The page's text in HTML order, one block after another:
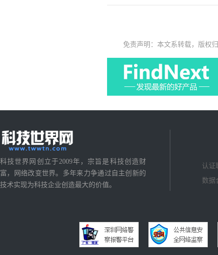
免责声明：本文系转载，版权
科技世界网创立于2009年，宗旨是科技创造财
富，网络改变世界。多年来力争通过自主创新的
技术实现为科技企业创造最大的价值。
认证
数据